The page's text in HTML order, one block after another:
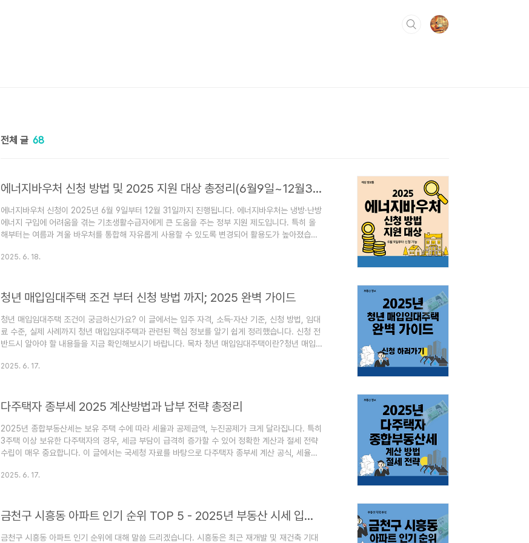
전체 글 68
에너지바우처 신청 방법 및 2025 지원 대상 총정리(6월9일~12월31일)
에너지바우처 신청이 2025년 6월 9일부터 12월 31일까지 진행됩니다. 에너지바우처는 냉방·난방
에너지 구입에 어려움을 겪는 기초생활수급자에게 큰 도움을 주는 정부 지원 제도입니다. 특히 올
해부터는 여름과 겨울 바우처를 통합해 자유롭게 사용할 수 있도록 변경되어 활용도가 높아졌습니
방 에너지 구매 지원 제도로, 전기·도시가스·지역난방 요금에 사용할 수 있습니다. 2025년부터는
복지사의 찾아가는 서비스도 대폭 강화됐습니..
2025. 6. 18.
청년 매입임대주택 조건 부터 신청 방법 까지; 2025 완벽 가이드
청년 매입임대주택 조건이 궁금하신가요? 이 글에서는 입주 자격, 소득·자산 기준, 신청 방법, 임대
료 수준, 실제 사례까지 청년 매입임대주택과 관련된 핵심 정보를 알기 쉽게 정리했습니다. 신청 전
반드시 알아야 할 내용들을 지금 확인해보시기 바랍니다. 목차 청년 매입임대주택이란?청년 매입
니다. 월세는 시세의 40~50% 수준이며, 보증금과 임대료는 지원 순위에 따라 다르며, 공고문에
서 아래 어느 하나에 해당하는 미..
2025. 6. 17.
다주택자 종부세 2025 계산방법과 납부 전략 총정리
2025년 종합부동산세는 보유 주택 수에 따라 세율과 공제금액, 누진공제가 크게 달라집니다. 특히
3주택 이상 보유한 다주택자의 경우, 세금 부담이 급격히 증가할 수 있어 정확한 계산과 절세 전략
수립이 매우 중요합니다. 이 글에서는 국세청 자료를 바탕으로 다주택자 종부세 계산 공식, 세율표,
택자다주택자(2주택 이상)기본 공제12억 원9억 원공정시장가액비율60%60%고령자·장기보유 공
해서 계산합니다.그리고 해당 ..
2025. 6. 17.
금천구 시흥동 아파트 인기 순위 TOP 5 - 2025년 부동산 시세 입지 분석
금천구 시흥동 아파트 인기 순위에 대해 말씀 드리겠습니다. 시흥동은 최근 재개발 및 재건축 기대